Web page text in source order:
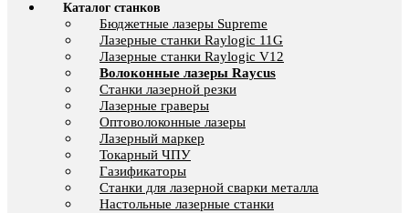
Каталог станков
Бюджетные лазеры Supreme
Лазерные станки Raylogic 11G
Лазерные станки Raylogic V12
Волоконные лазеры Raycus
Станки лазерной резки
Лазерные граверы
Оптоволоконные лазеры
Лазерный маркер
Токарный ЧПУ
Газификаторы
Cтанки для лазерной сварки металла
Настольные лазерные станки